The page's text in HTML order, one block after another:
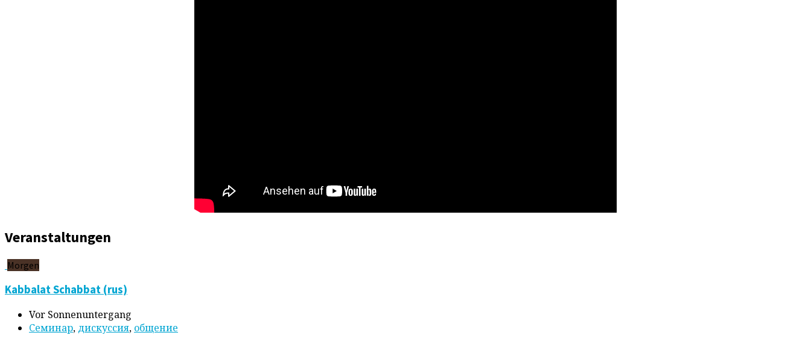
Veranstaltungen
Morgen
Kabbalat Schabbat (rus)
Vor Sonnenuntergang
Cеминар, дискуссия, общение